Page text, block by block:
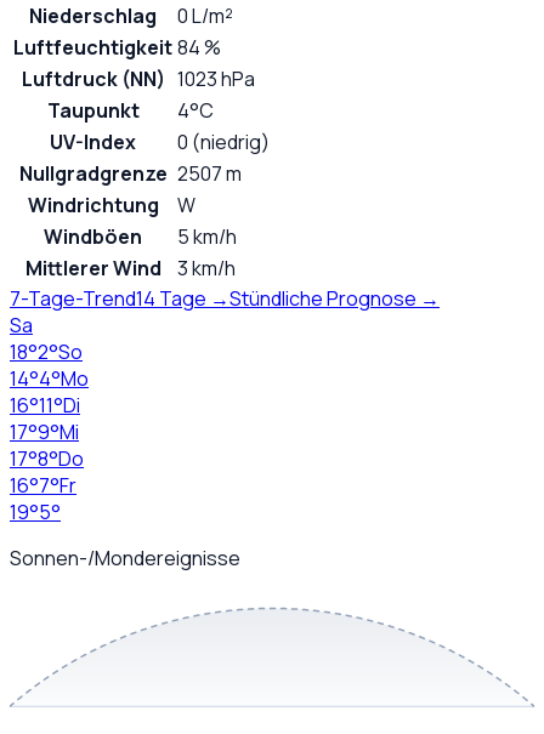
Niederschlag
0 L/m²
Luftfeuchtigkeit84 %
Luftdruck (NN) 1023 hPa
Taupunkt
4°C
UV-Index
0 (niedrig)
Nullgradgrenze 2507 m
Windrichtung
W
Windböen
5 km/h
Mittlerer Wind
3 km/h
7-Tage-Trend14 Tage →Stündliche Prognose →
Sa
18°2°So
14°4°Mo
16°11°Di
17°9°Mi
17°8°Do
16°7°Fr
19°5°
Sonnen-/Mondereignisse